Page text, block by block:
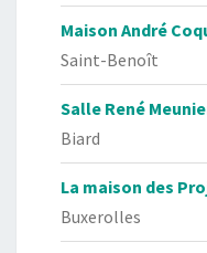
Maison André
Saint-Benoît
Salle René
Biard
La maison des
Buxerolles